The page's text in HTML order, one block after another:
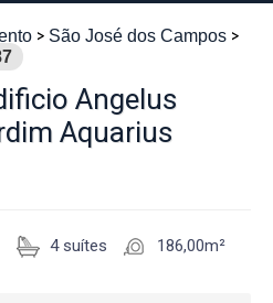
São José dos Campos
Angelus
Aquarius
4 suítes 186,00m²